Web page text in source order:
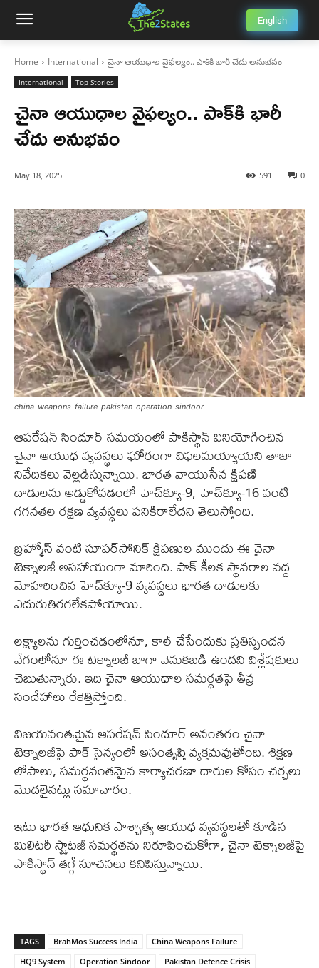
English
Home International చైనా ఆయుధాల వైఫల్యం.. పాక్‌కి భారీ చేదు అనుభవం
International Top Stories
చైనా ఆయుధాల వైఫల్యం.. పాక్‌కి భారీ
చేదు అనుభవం
May 18, 2025 0
591
china-weapons-failure-pakistan-operation-sindoor
ఆపరేషన్ సిందూర్ సమయంలో పాకిస్థాన్ వినియోగించిన
చైనా ఆయుధ వ్యవస్థలు ఘోరంగా విఫలమయ్యాయని తాజా
నివేదికలు వెల్లడిస్తున్నాయి. భారత వాయుసేన క్షిపణి
దాడులను అడ్డుకోవడంలో హెచ్‌క్యూ-9, హెచ్‌క్యూ-16 వంటి
గగనతల రక్షణ వ్యవస్థలు పనికిరాలేదని తెలుస్తోంది.
బ్రహ్మోస్ వంటి సూపర్‌సోనిక్ క్షిపణుల ముందు ఈ చైనా
టెక్నాలజీ అసహాయంగా మారింది. పాక్ కీలక స్థావరాల వద్ద
మోహరించిన హెచ్‌క్యూ-9 వ్యవస్థలు భారత దాడులకు
ఎదురుతిరగలేకపోయాయి.
లక్ష్యాలను గుర్తించడంలోనూ, కాల్ చేసేందుకు ప్రతిస్పందన
వేగంలోనూ ఈ టెక్నాలజీ బాగా వెనుకబడి ఉందని విశ్లేషకులు
చెబుతున్నారు. ఇది చైనా ఆయుధాల సమర్థతపై తీవ్ర
సందేహాలు రేకెత్తిస్తోంది.
విజయవంతమైన ఆపరేషన్ సిందూర్ అనంతరం చైనా
టెక్నాలజీపై పాక్ సైన్యంలో అసంతృప్తి వ్యక్తమవుతోంది. శిక్షణ
లోపాలు, సమర్థవంతమైన కార్యాచరణా దారుల కోసం చర్చలు
మొదలైనట్లు సమాచారం.
ఇటు భారత ఆధునిక పాశ్చాత్య ఆయుధ వ్యవస్థలతో కూడిన
మిలిటరీ స్ట్రాటజీ సమర్థతను నిరూపించుకోగా, చైనా టెక్నాలజీపై
పాకిస్థాన్ తగ్గే సూచనలు కనిపిస్తున్నాయి.
TAGS BrahMos Success India
China Weapons Failure
HQ9 System
Operation Sindoor Pakistan Defence Crisis